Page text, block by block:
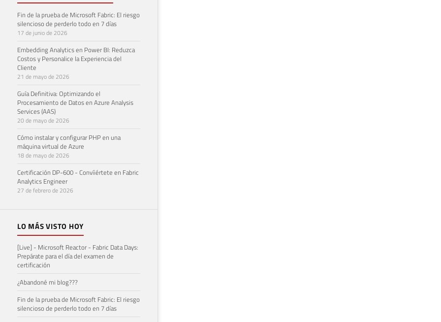
Fin de la prueba de Microsoft Fabric: El riesgo
silencioso de perderlo todo en 7 días
17 de junio de 2026
Embedding Analytics en Power BI: Reduzca
Costos y Personalice la Experiencia del
Cliente
21 de mayo de 2026
Guía Definitiva: Optimizando el
Procesamiento de Datos en Azure Analysis
Services (AAS)
20 de mayo de 2026
Cómo instalar y configurar PHP en una
máquina virtual de Azure
18 de mayo de 2026
Certificación DP-600 - Convíiértete en Fabric
Analytics Engineer
27 de febrero de 2026
LO MÁS VISTO HOY
[Live] - Microsoft Reactor - Fabric Data Days:
Prepárate para el día del examen de
certificación
¿Abandoné mi blog???
Fin de la prueba de Microsoft Fabric: El riesgo
silencioso de perderlo todo en 7 días